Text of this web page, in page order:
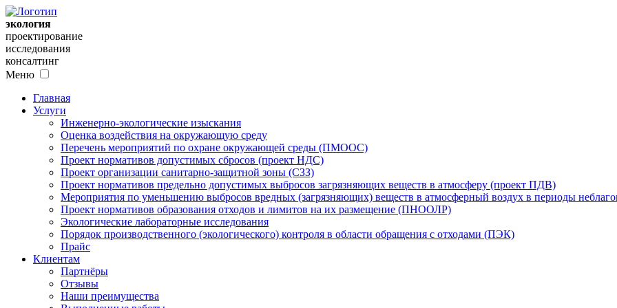
экология
проектирование
исследования
консалтинг
Меню
Главная
Услуги
Инженерно-экологические изыскания
Оценка воздействия на окружающую среду
Перечень мероприятий по охране окружающей среды (ПМООС)
Проект нормативов допустимых сбросов (проект НДС)
Проект организации санитарно-защитной зоны (СЗЗ)
Проект нормативов предельно допустимых выбросов загрязняющих веществ в атмосферу (проект ПДВ)
Мероприятия по уменьшению выбросов вредных (загрязняющих) веществ в атмосферный воздух в периоды
Проект нормативов образования отходов и лимитов на их размещение (ПНООЛР)
Экологические лабораторные исследования
Порядок производственного (экологического) контроля в области обращения с отходами (ПЭК)
Прайс
Клиентам
Партнёры
Отзывы
Наши преимущества